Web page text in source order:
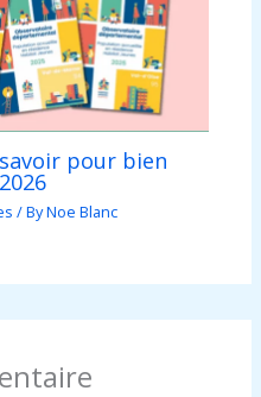
pour bien
/ ByNoe Blanc